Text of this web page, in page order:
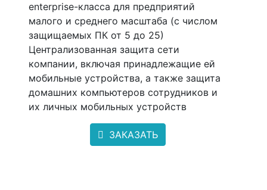
enterprise-класса для предприятий
малого и среднего масштаба (с числом
защищаемых ПК от 5 до 25)
Централизованная защита сети
компании, включая принадлежащие ей
мобильные устройства, а также защита
домашних компьютеров сотрудников и
их личных мобильных устройств
ЗАКАЗАТЬ